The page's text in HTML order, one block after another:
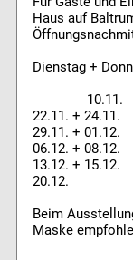
Haus auf
Dienstag +
10.11.
22.11. + 24.11.
29.11. + 01.12.
06.12. + 08.12.
13.12. + 15.12.
20.12.
Beim
Maske